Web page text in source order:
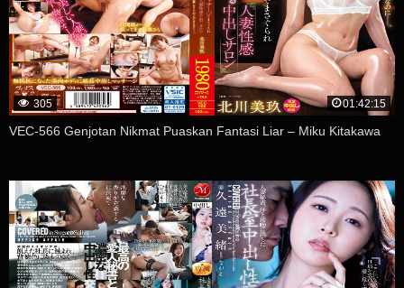
305 01:42:15
VEC-566 Genjotan Nikmat Puaskan Fantasi Liar – Miku Kitakawa